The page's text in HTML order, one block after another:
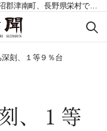
株式会社妻有新聞社が新潟県十日町市、中魚沼郡津南町、長野県栄村で発行する地域紙。毎週土曜日発行。
深刻、１等９％台
、１等